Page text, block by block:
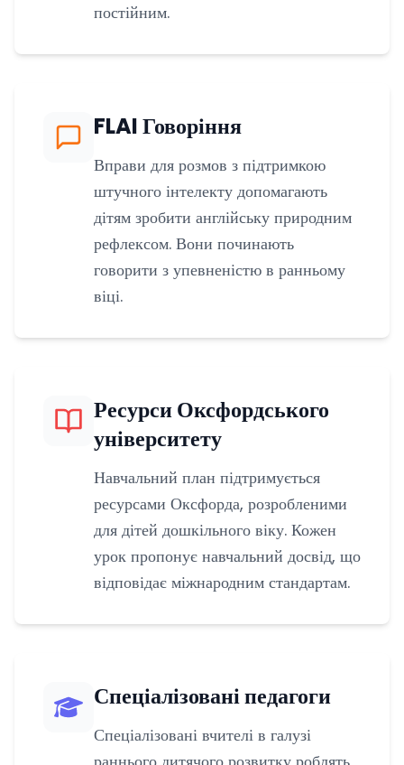
постійним.
FLAI Говоріння
Вправи для розмов з підтримкою
штучного інтелекту допомагають
дітям зробити англійську природним
рефлексом. Вони починають
говорити з упевненістю в ранньому
віці.
Ресурси Оксфордського
університету
Навчальний план підтримується
ресурсами Оксфорда, розробленими
для дітей дошкільного віку. Кожен
урок пропонує навчальний досвід, що
відповідає міжнародним стандартам.
Спеціалізовані педагоги
Спеціалізовані вчителі в галузі